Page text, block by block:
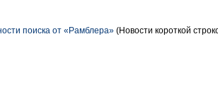
поиска от «Рамблера» (Новости короткой